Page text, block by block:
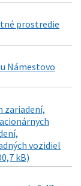
prostredie
Námestovo
zariadení,
vozidiel
kB)